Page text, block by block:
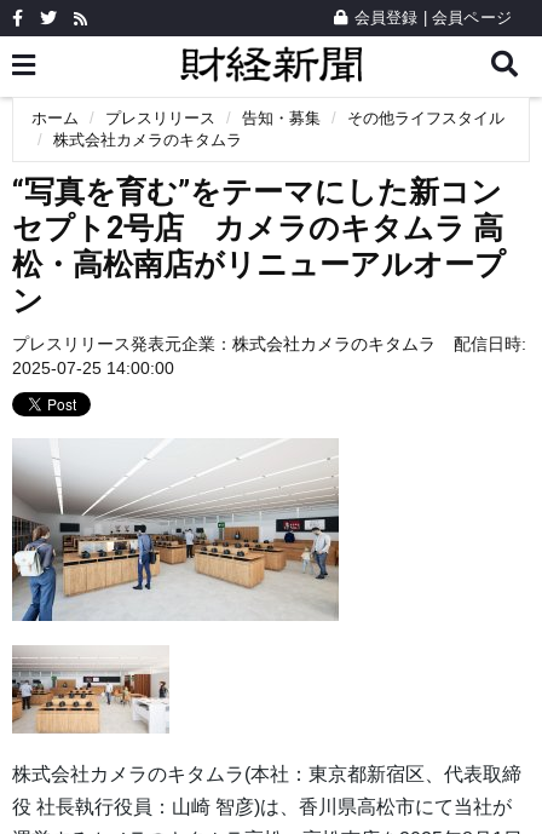
会員登録 会員ページ
ホーム プレスリリース 告知・募集
その他ライフスタイル
株式会社カメラのキタムラ
“写真を育む”をテーマにした新コン
セプト2号店 カメラのキタムラ 高
松・高松南店がリニューアルオープ
ン
プレスリリース発表元企業： 株式会社カメラのキタムラ
配信日時:
2025-07-25 14:00:00
株式会社カメラのキタムラ(本社：東京都新宿区、代表取締
役 社長執行役員：山崎 智彦)は、香川県高松市にて当社が